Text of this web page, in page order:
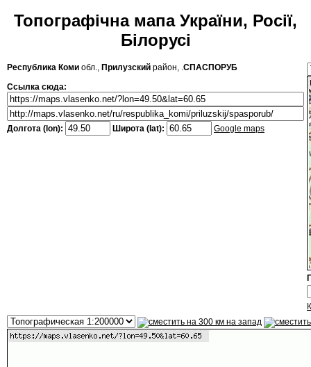
Топографічна мапа України, Росії,
Білорусі
Республика Коми обл., Прилузский район, .СПАСПОРУБ
Ссылка сюда:
Долгота (lon): Широта (lat): Google maps